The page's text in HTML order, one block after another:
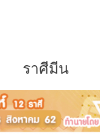
ราศีมีน